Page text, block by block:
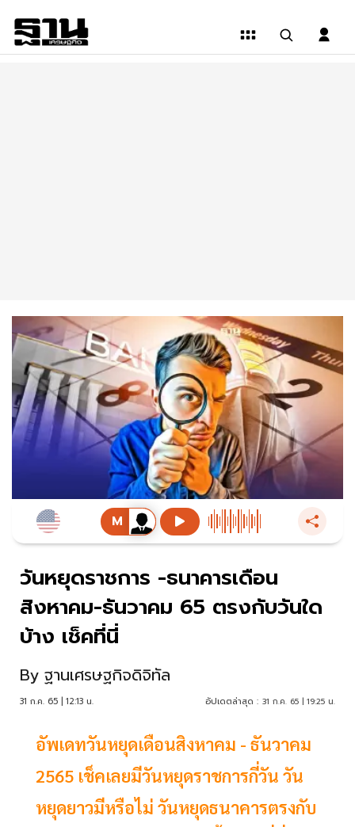
วันหยุดราชการ -ธนาคารเดือน
สิงหาคม-ธันวาคม 65 ตรงกับวันใด
บ้าง เช็คที่นี่
By ฐานเศรษฐกิจดิจิทัล
31 ก.ค. 65 | 12:13 น. อัปเดตล่าสุด : 31 ก.ค. 65 | 19:25 น.
อัพเดทวันหยุดเดือนสิงหาคม - ธันวาคม
2565 เช็คเลยมีวันหยุดราชการกี่วัน วัน
หยุดยาวมีหรือไม่ วันหยุดธนาคารตรงกับ